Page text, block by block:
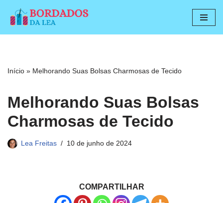
Pular
conteúdo
Início » Melhorando Suas Bolsas Charmosas de Tecido
Melhorando Suas Bolsas
Charmosas de Tecido
Lea Freitas 10 de junho de 2024
COMPARTILHAR